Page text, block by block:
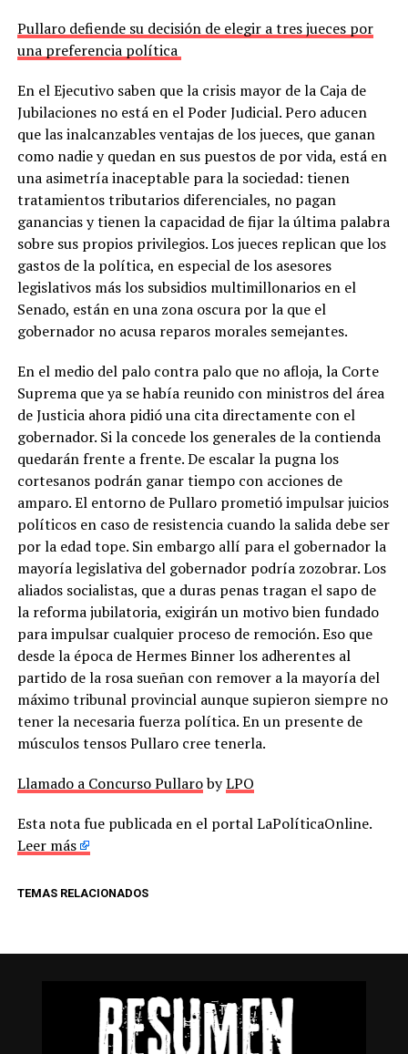
Pullaro defiende su decisión de elegir a tres jueces por
una preferencia política
En el Ejecutivo saben que la crisis mayor de la Caja de
Jubilaciones no está en el Poder Judicial. Pero aducen
que las inalcanzables ventajas de los jueces, que ganan
como nadie y quedan en sus puestos de por vida, está en
una asimetría inaceptable para la sociedad: tienen
tratamientos tributarios diferenciales, no pagan
ganancias y tienen la capacidad de fijar la última palabra
sobre sus propios privilegios. Los jueces replican que los
gastos de la política, en especial de los asesores
legislativos más los subsidios multimillonarios en el
Senado, están en una zona oscura por la que el
gobernador no acusa reparos morales semejantes.
En el medio del palo contra palo que no afloja, la Corte
Suprema que ya se había reunido con ministros del área
de Justicia ahora pidió una cita directamente con el
gobernador. Si la concede los generales de la contienda
quedarán frente a frente. De escalar la pugna los
cortesanos podrán ganar tiempo con acciones de
amparo. El entorno de Pullaro prometió impulsar juicios
políticos en caso de resistencia cuando la salida debe ser
por la edad tope. Sin embargo allí para el gobernador la
mayoría legislativa del gobernador podría zozobrar. Los
aliados socialistas, que a duras penas tragan el sapo de
la reforma jubilatoria, exigirán un motivo bien fundado
para impulsar cualquier proceso de remoción. Eso que
desde la época de Hermes Binner los adherentes al
partido de la rosa sueñan con remover a la mayoría del
máximo tribunal provincial aunque supieron siempre no
tener la necesaria fuerza política. En un presente de
músculos tensos Pullaro cree tenerla.
Llamado a Concurso PullarobyLPO
Esta nota fue publicada en el portal LaPolíticaOnline.
Leer más
TEMAS RELACIONADOS